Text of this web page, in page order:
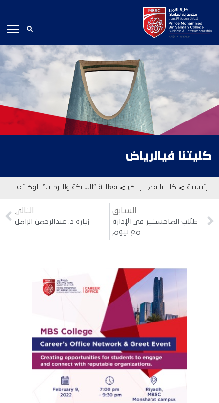
كليتنا فيالرياض
الرئيسية > كليتنا في الرياض > فعالية “الشبكة والترحيب” للوظائف
السابق
طلاب الماجستير في الإدارة
مع نيوم
التالي
زيارة د. عبدالرحمن الزامل